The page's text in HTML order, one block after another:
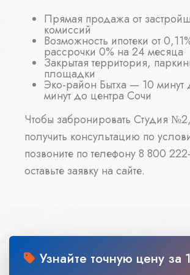
Прямая продажа от
комиссий
Возможность ипотеки от
рассрочки 0% на 24 месяца
Закрытая территория,
площадки
Эко-район Бытха — 10
минут до центра Сочи
Чтобы забронировать Студия
получить консультацию по
позвоните по телефону 8 800
оставьте заявку на сайте.
Узнайте точную цену за